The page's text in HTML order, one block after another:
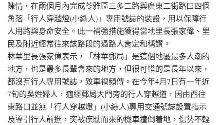
陳情，在兩個月內完成苓雅區三多二路與廣東二街路口四個
角落「行人穿越燈(小綠人)」專用號誌的裝設，用以保障行
人用路與身命安全。此一補強措施獲得當地里長張家偉、里
民及附近經常往來該路段的過路人肯定和稱讚。
林華里長張家偉表示，「林華郵局」是這個地區最多人潮的
地方，也是最多長輩會來的地方，但很可惜的是長年以來，
都沒有行人專用號誌，致車禍頻傳。在今年4月7日有一年近
7旬的吳姓婦人，適經郵局大門旁的行人穿越道，因由西往
東路口並無「行人穿越燈」(小綠人)專用交通號誌設置指示
及導引行人前進，突被疾駛而來的機車撞倒着地，傷勢不輕